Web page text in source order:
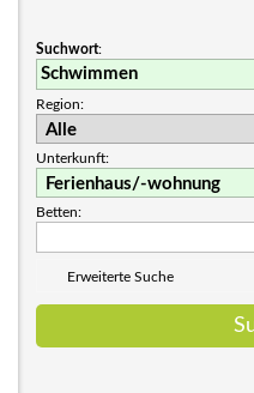
Suchwort:
Region:
Unterkunft:
Betten:
Erweiterte Suche